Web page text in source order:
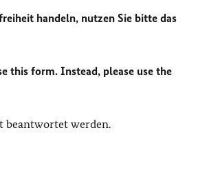
handeln, nutzen Sie bitte das
this form. Instead, please use the
beantwortet werden.